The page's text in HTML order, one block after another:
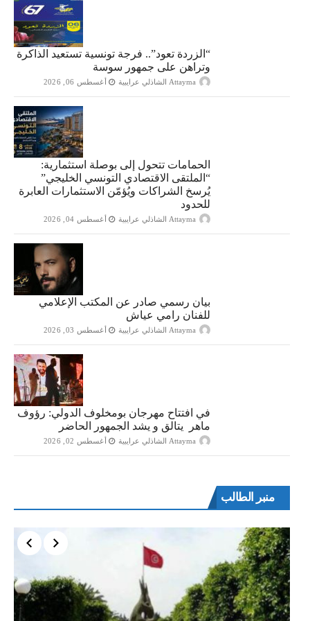
“الزردة تعود”.. فرجة تونسية تستعيد الذاكرة
وتراهن على جمهور سوسة
Attayma الشاذلي عرايبية أغسطس 06, 2026
الحمامات تتحول إلى بوصلة استثمارية:
“الملتقى الاقتصادي التونسي الخليجي”
يُرسخ الشراكات ويُؤمّن الاستثمارات العابرة
للحدود
Attayma الشاذلي عرايبية أغسطس 04, 2026
بيان رسمي صادر عن المكتب الإعلامي
للفنان رامي عياش
Attayma الشاذلي عرايبية أغسطس 03, 2026
في افتتاح مهرجان بومخلوف الدولي: رؤوف
ماهر يتالق و يشد الجمهور الحاضر
Attayma الشاذلي عرايبية أغسطس 02, 2026
منبر الطالب